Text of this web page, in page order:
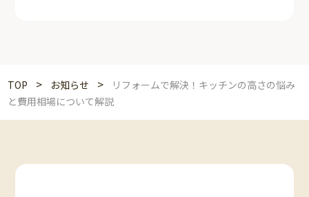
TOP > お知らせ >
リフォームで解決！キッチンの高さの悩み
と費用相場について解説